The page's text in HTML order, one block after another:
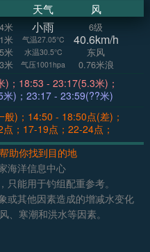
天气 风
米
米
米
米
小雨
气温27.05°C
水温30.5°C
气压1001hpa
6级
40.6km/h
东风
0.76米浪
米)；18:53 - 23:17(5.3米)；
米)；23:17 - 23:59(??米)
)；14:50 - 18:50点(差)；
；17-19点；22-24点；
助你找到目的地
海洋信息中心
只能用于钓组配重参考。
或其他因素造成的增减水变化
、寒潮和洪水等因素。